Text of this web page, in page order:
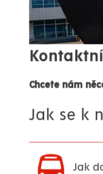
Chcete nám
Jak se k
Jak